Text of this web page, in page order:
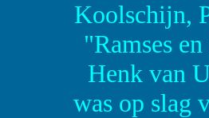
Koolschijn,
"Ramses
Henk van
was op slag